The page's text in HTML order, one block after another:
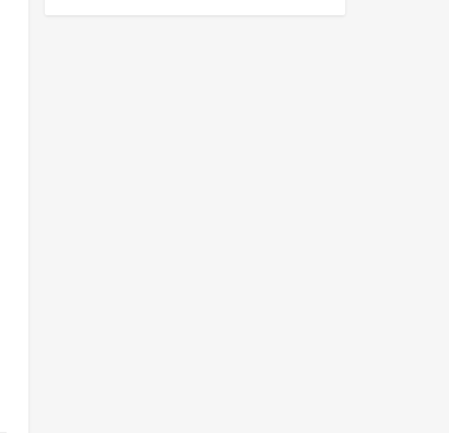
[2023-01-19]